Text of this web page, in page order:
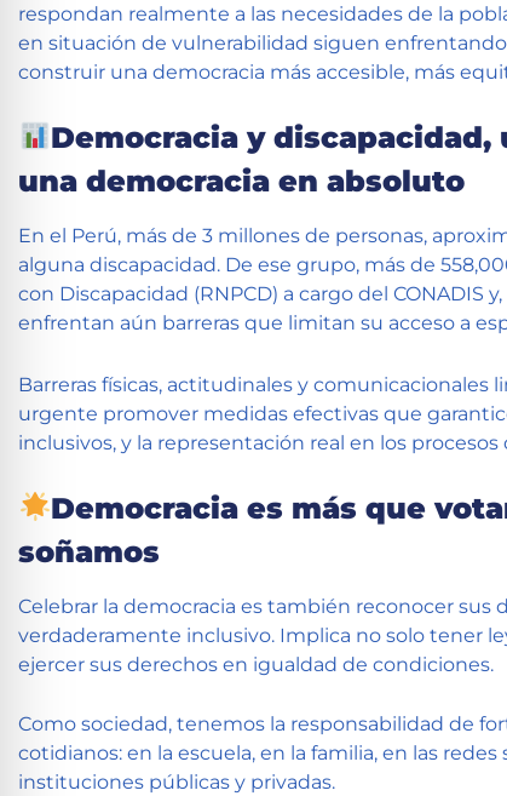
respondan realmente a las necesidades de la
en situación de vulnerabilidad siguen
construir una democracia más accesible, más
Democracia y
una democracia en absoluto
En el Perú, más de 3 millones de personas,
alguna discapacidad. De ese grupo, más de
con Discapacidad (RNPCD) a cargo del
enfrentan aún barreras que limitan su acceso a
Barreras físicas, actitudinales y comunicacionales
urgente promover medidas efectivas que
inclusivos, y la representación real en los
Democracia es más que
soñamos
Celebrar la democracia es también reconocer sus
verdaderamente inclusivo. Implica no solo tener
ejercer sus derechos en igualdad de condiciones.
Como sociedad, tenemos la responsabilidad de
cotidianos: en la escuela, en la familia, en las
instituciones públicas y privadas.